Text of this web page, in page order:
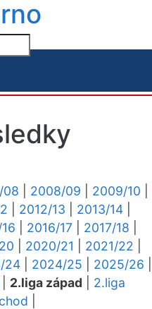
08 2008/09 2009/10
2012/13 2013/14
2016/17 2017/18
2020/21 2021/22
24 2024/25 2025/26
2.liga západ
2.liga